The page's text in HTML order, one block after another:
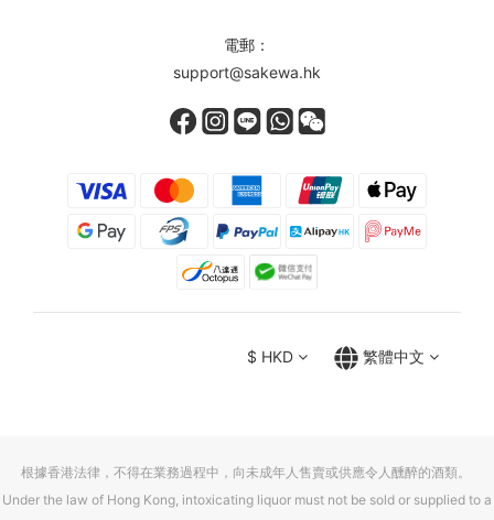
電郵：
support@sakewa.hk
$ HKD 繁體中文
根據香港法律，不得在業務過程中，向未成年人售賣或供應令人醺醉的酒類。
Under the law of Hong Kong, intoxicating liquor must not be sold or supplied to a